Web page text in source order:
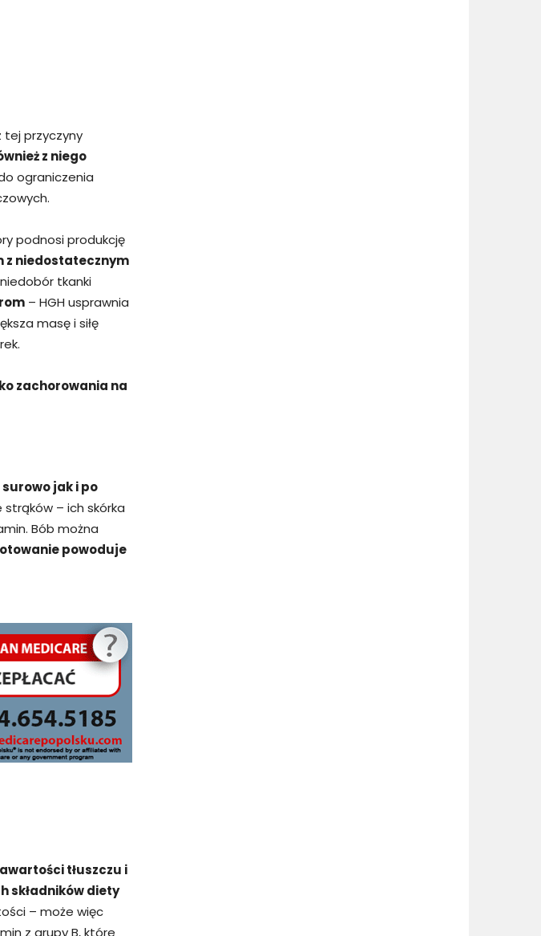
tej przyczyny
z niego
ograniczenia
podnosi produkcję
z niedostatecznym
tkanki
– HGH usprawnia
masę i siłę
zachorowania na
jak i po
– ich skórka
Bób można
powoduje
tłuszczu i
składników diety
– może więc
z grupy B, które